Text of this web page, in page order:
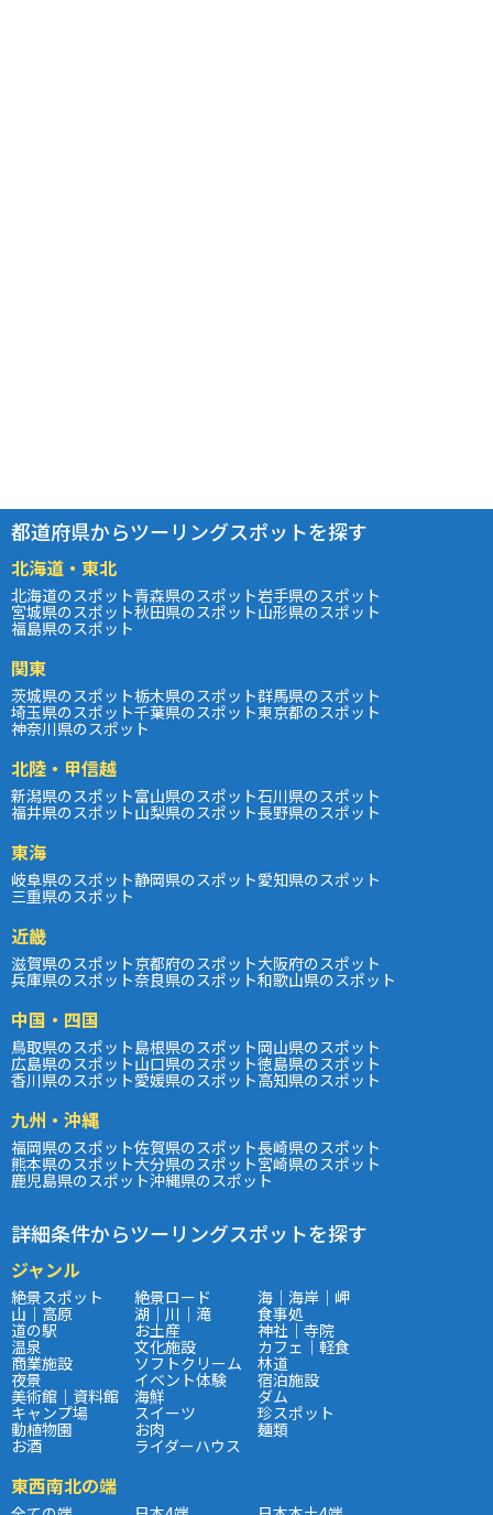
都道府県からツーリングスポットを探す
北海道・東北
北海道のスポット青森県のスポット岩手県のスポット
宮城県のスポット秋田県のスポット山形県のスポット
福島県のスポット
関東
茨城県のスポット栃木県のスポット群馬県のスポット
埼玉県のスポット千葉県のスポット東京都のスポット
神奈川県のスポット
北陸・甲信越
新潟県のスポット富山県のスポット石川県のスポット
福井県のスポット山梨県のスポット長野県のスポット
東海
岐阜県のスポット静岡県のスポット愛知県のスポット
三重県のスポット
近畿
滋賀県のスポット京都府のスポット大阪府のスポット
兵庫県のスポット奈良県のスポット和歌山県のスポット
中国・四国
鳥取県のスポット島根県のスポット岡山県のスポット
広島県のスポット山口県のスポット徳島県のスポット
香川県のスポット愛媛県のスポット高知県のスポット
九州・沖縄
福岡県のスポット佐賀県のスポット長崎県のスポット
熊本県のスポット大分県のスポット宮崎県のスポット
鹿児島県のスポット沖縄県のスポット
詳細条件からツーリングスポットを探す
ジャンル
絶景スポット 絶景ロード 海｜海岸｜岬
山｜高原 湖｜川｜滝 食事処
道の駅 お土産 神社｜寺院
温泉 文化施設 カフェ｜軽食
商業施設 ソフトクリーム 林道
夜景 イベント体験 宿泊施設
美術館｜資料館 海鮮 ダム
キャンプ場 スイーツ 珍スポット
動植物園 お肉 麺類
お酒 ライダーハウス
東西南北の端